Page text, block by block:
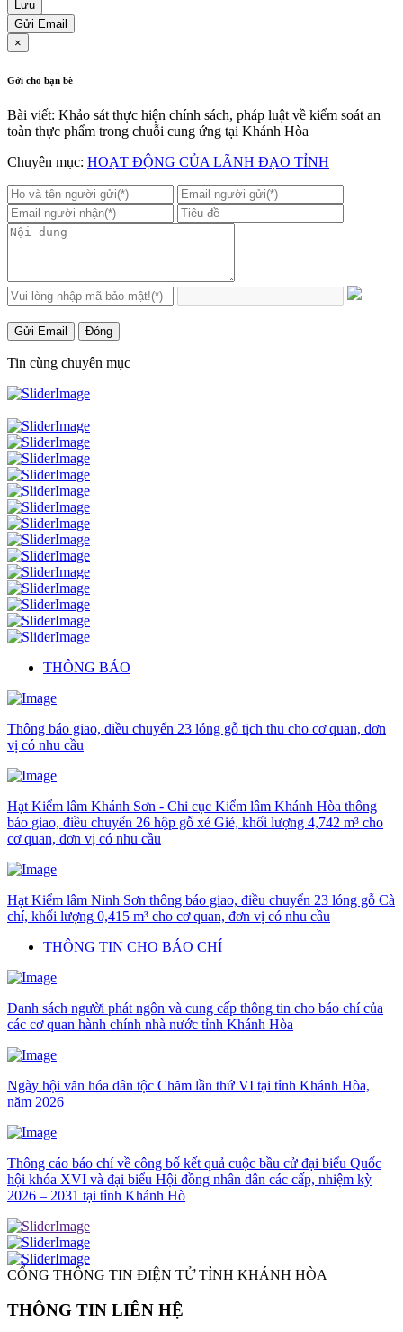
Lưu
Gửi Email
×
Gởi cho bạn bè
Bài viết: Khảo sát thực hiện chính sách, pháp luật về kiểm soát an
toàn thực phẩm trong chuỗi cung ứng tại Khánh Hòa
Chuyên mục: HOẠT ĐỘNG CỦA LÃNH ĐẠO TỈNH
Gửi Email Đóng
Tin cùng chuyên mục
THÔNG BÁO
Thông báo giao, điều chuyển 23 lóng gỗ tịch thu cho cơ quan, đơn
vị có nhu cầu
Hạt Kiểm lâm Khánh Sơn - Chi cục Kiểm lâm Khánh Hòa thông
báo giao, điều chuyển 26 hộp gỗ xẻ Giẻ, khối lượng 4,742 m³ cho
cơ quan, đơn vị có nhu cầu
Hạt Kiểm lâm Ninh Sơn thông báo giao, điều chuyển 23 lóng gỗ Cà
chí, khối lượng 0,415 m³ cho cơ quan, đơn vị có nhu cầu
THÔNG TIN CHO BÁO CHÍ
Danh sách người phát ngôn và cung cấp thông tin cho báo chí của
các cơ quan hành chính nhà nước tỉnh Khánh Hòa
Ngày hội văn hóa dân tộc Chăm lần thứ VI tại tỉnh Khánh Hòa,
năm 2026
Thông cáo báo chí về công bố kết quả cuộc bầu cử đại biểu Quốc
hội khóa XVI và đại biểu Hội đồng nhân dân các cấp, nhiệm kỳ
2026 – 2031 tại tỉnh Khánh Hò
CỔNG THÔNG TIN ĐIỆN TỬ TỈNH KHÁNH HÒA
THÔNG TIN LIÊN HỆ